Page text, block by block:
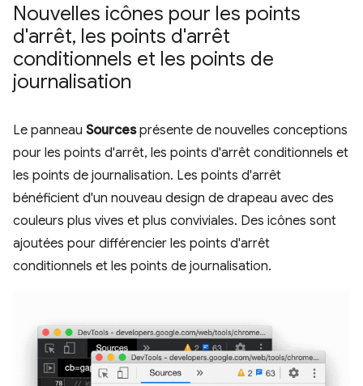
Nouvelles icônes pour les points
d'arrêt, les points d'arrêt
conditionnels et les points de
journalisation
Le panneau Sourcesprésente de nouvelles conceptions
pour les points d'arrêt, les points d'arrêt conditionnels et
les points de journalisation. Les points d'arrêt
bénéficient d'un nouveau design de drapeau avec des
couleurs plus vives et plus conviviales. Des icônes sont
ajoutées pour différencier les points d'arrêt
conditionnels et les points de journalisation.